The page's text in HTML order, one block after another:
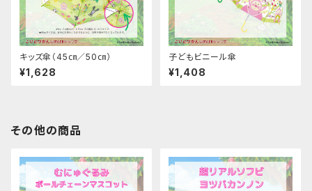
キッズ傘（45㎝／50㎝）
¥1,628
子どもビニール傘
¥1,408
その他の商品